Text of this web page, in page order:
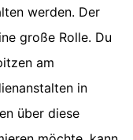
werden. Der
große Rolle. Du
am
in
über diese